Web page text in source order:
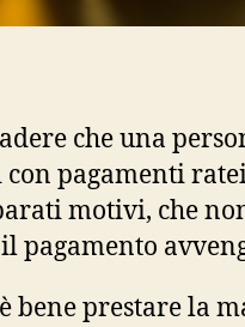
che una
con pagamenti
motivi, che
pagamento
bene prestare la